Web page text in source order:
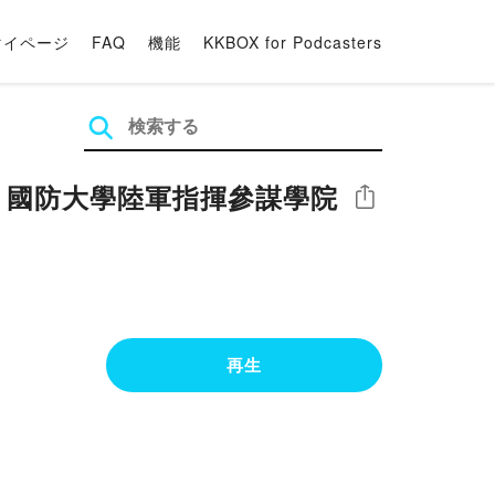
ページ FAQ 機能 KKBOX for Podcasters
防大學陸軍指揮參謀學院 シェア
再生